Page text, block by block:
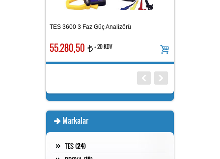
TES 3600 3 Faz Güç Analizörü
55.280,50 t + 20 KDV
Markalar
TES (24)